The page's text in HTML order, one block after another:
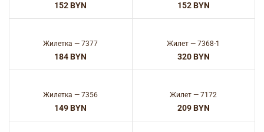
BYN BYN
Жилетка — 7377
BYN
Жилет — 7368-1
BYN
Жилетка — 7356
BYN
Жилет — 7172
BYN